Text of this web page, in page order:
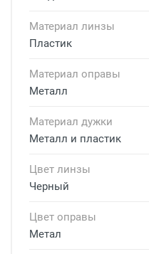
Материал линзы
Пластик
Материал оправы
Металл
Материал дужки
Металл и пластик
Цвет линзы
Черный
Цвет оправы
Метал